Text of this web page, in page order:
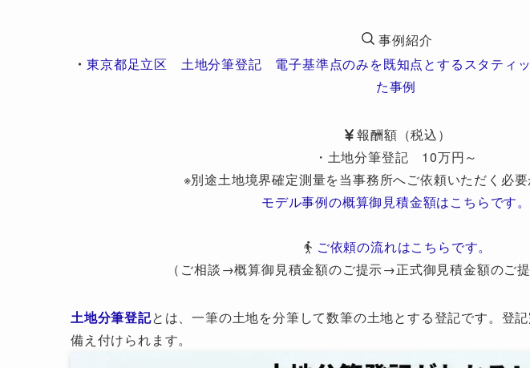
事例紹介
・東京都足立区 土地分筆登記 電子基準点のみを既知点とするスタティ
た事例
報酬額（税込）
・土地分筆登記 10万円～
※別途土地境界確定測量を当事務所へご依頼いただく必要
モデル事例の概算御見積金額はこちらです。
ご依頼の流れはこちらです。
（ご相談→概算御見積金額のご提示→正式御見積金額のご
土地分筆登記とは、一筆の土地を分筆して数筆の土地とする登記です。登
備え付けられます。